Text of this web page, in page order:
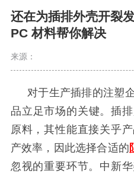
还在为插排外壳开裂
PC 材料帮你解决
来源：
对于生产插排的注塑
品立足市场的关键。插
原料，其性能直接关乎
产效率，因此选择合适的
忽视的重要环节。中新